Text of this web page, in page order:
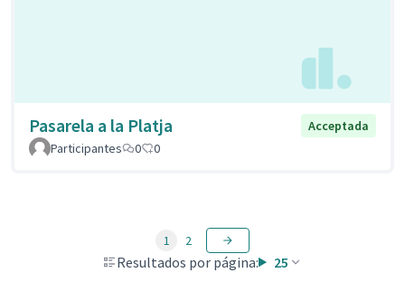
Pasarela a la Platja
Acceptada
Participantes
0 0
Resultados por página: 25
1 2